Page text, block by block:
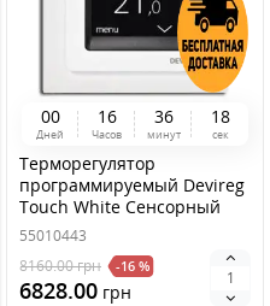
00
Дней
16
Часов
36
минут
18
сек
Терморегулятор
программируемый Devireg
Touch White Сенсорный
55010443
8160.00грн -16 %
6828.00 грн